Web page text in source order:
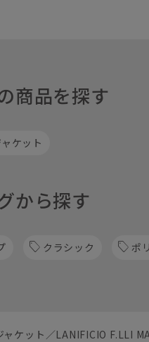
商品を探す
ケット
から探す
クラシック ポ
ャケット／LANIFICIO F.LLI